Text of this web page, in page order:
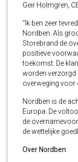
Geir Holmgren,
“Ik ben zeer
Nordben. Als
Storebrand de
positieve
toekomst. De
worden verzorgd
overweging voor
Nordben is de
Europa. De
de
de wettelijke
Over Nordben